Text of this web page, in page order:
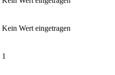
Kein Wert eingetragen
1